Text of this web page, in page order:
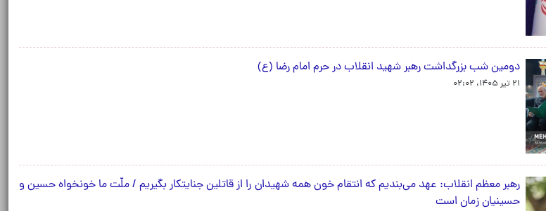
دومین شب بزرگداشت رهبر شهید انقلاب در حرم امام رضا (ع)
۲۱ تیر ۱۴۰۵، ۰۲:۰۲
رهبر معظم انقلاب: عهد می‌بندیم که انتقام خون همه شهیدان را از قاتلین جنایتکار بگیریم / ملّت ما خونخواه حسین و
حسینیان زمان است